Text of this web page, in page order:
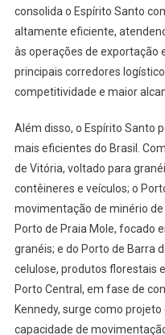
consolida o Espírito Santo
altamente eficiente,
às operações de exportação
principais corredores
competitividade e maior
Além disso, o Espírito Santo
mais eficientes do Brasil.
de Vitória, voltado para
contêineres e veículos; o
movimentação de minério
Porto de Praia Mole, focado
granéis; e do Porto de Barra
celulose, produtos florestais
Porto Central, em fase de
Kennedy, surge como
capacidade de